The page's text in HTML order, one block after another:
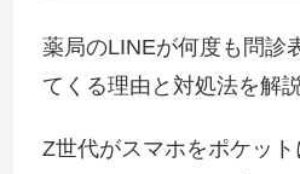
薬局のLINEが何度も問診
てくる理由と対処法を解
Z世代がスマホをポケッ